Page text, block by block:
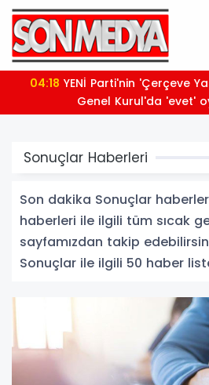
03:56Arabesk müziğin sevilen sesi Cansever hayatını
kaybetti
Sonuçlar Haberleri
Son dakika Sonuçlar
haberleri ile ilgili tüm sıcak
sayfamızdan takip
Sonuçlar ile ilgili 50 haber